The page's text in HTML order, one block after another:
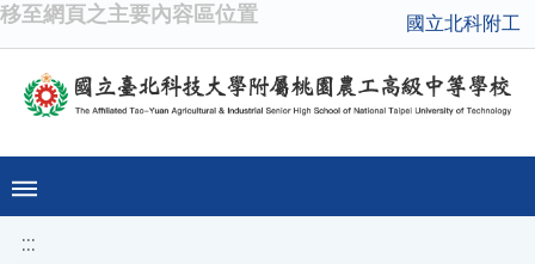
移至網頁之主要內容區位置 國立北科附工
:::